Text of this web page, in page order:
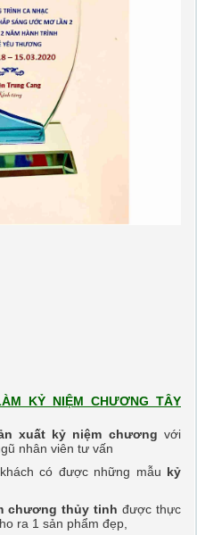
KỶ NIỆM CHƯƠNG TÂY
xuất kỷ niệm chươngvới
nhân viên tư vấn
có được những mẫu kỷ
chương thủy tinh được thực
ra 1 sản phẩm đẹp,